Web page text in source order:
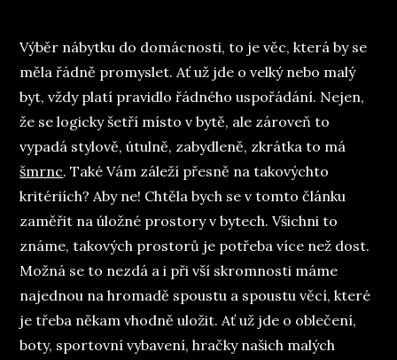
Výběr nábytku do domácnosti, to je věc, která by se
měla řádně promyslet. Ať už jde o velký nebo malý
byt, vždy platí pravidlo řádného uspořádání. Nejen,
že se logicky šetří místo v bytě, ale zároveň to
vypadá stylově, útulně, zabydleně, zkrátka to má
šmrnc. Také Vám záleží přesně na takovýchto
kritériích? Aby ne! Chtěla bych se v tomto článku
zaměřit na úložné prostory v bytech. Všichni to
známe, takových prostorů je potřeba více než dost.
Možná se to nezdá a i při vší skromnosti máme
najednou na hromadě spoustu a spoustu věcí, které
je třeba někam vhodně uložit. Ať už jde o oblečení,
boty, sportovní vybavení, hračky našich malých